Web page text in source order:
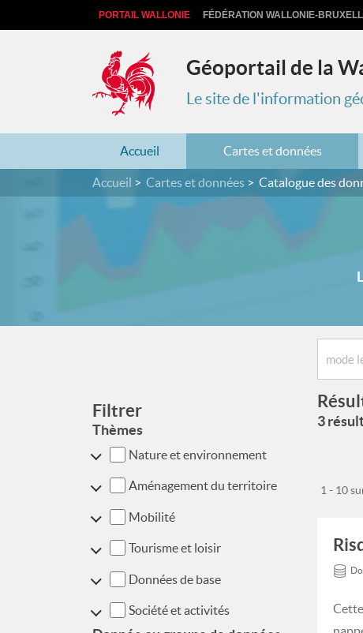
PORTAIL WALLONIE FÉDÉRATION WALLONIE-
Géoportail de la
Le site de l'information
Accueil Cartes et données
Accueil Cartes et données Catalogue des
Filtrer
Thèmes
Nature et environnement
Aménagement du territoire
Mobilité
Tourisme et loisir
Données de base
Société et activités
3
1 - 10